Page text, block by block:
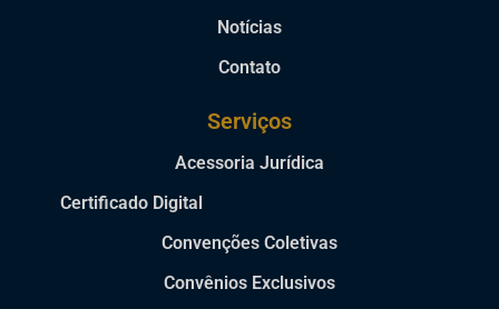
Notícias
Contato
Serviços
Acessoria Jurídica
Certificado Digital
Convenções Coletivas
Convênios Exclusivos